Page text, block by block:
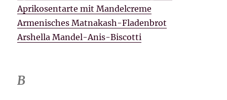
Aprikosentarte mit Mandelcreme
Armenisches Matnakash-Fladenbrot
Arshella Mandel-Anis-Biscotti
B